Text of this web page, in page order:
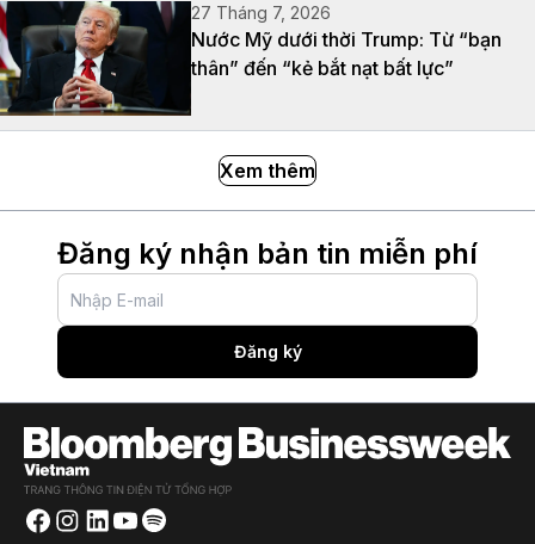
27 Tháng 7, 2026
Nước Mỹ dưới thời Trump: Từ “bạn
thân” đến “kẻ bắt nạt bất lực”
Xem thêm
Đăng ký nhận bản tin miễn phí
Đăng ký